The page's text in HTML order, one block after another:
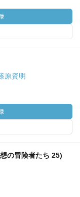
原資明
の冒険者たち 25)